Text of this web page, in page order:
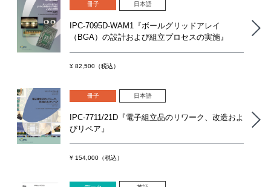
冊子 日本語
IPC-7095D-WAM1『ボールグリッドアレイ
（BGA）の設計および組立プロセスの実施』
¥ 82,500（税込）
冊子 日本語
IPC-7711/21D『電子組立品のリワーク、改造およ
びリペア』
¥ 154,000（税込）